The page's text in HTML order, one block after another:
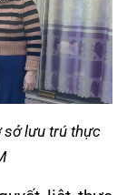
sở lưu trú thực